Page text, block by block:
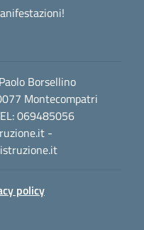
Borsellino
Montecompatri
069485056
-
policy